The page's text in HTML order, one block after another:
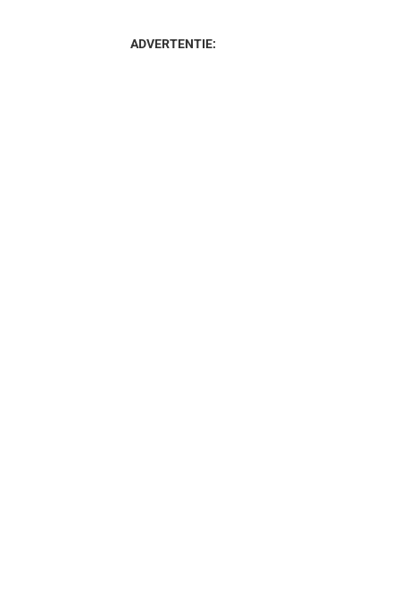
ADVERTENTIE: